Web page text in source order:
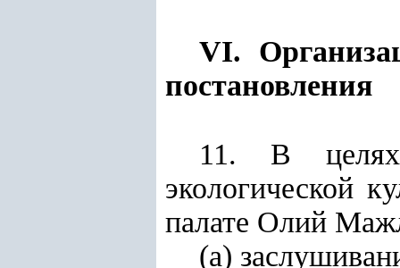
VI.
постановления
11. В целях
экологической
палате Олий
(а)